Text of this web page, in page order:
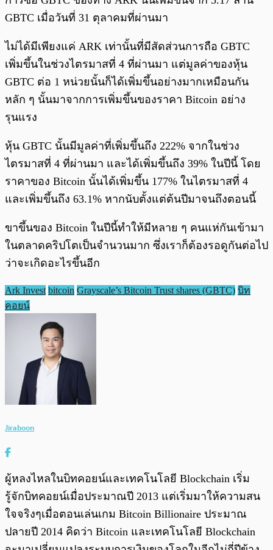
GBTC เมื่อวันที่ 31 ตุลาคมที่ผ่านมา
ไม่ได้มีเพียงแค่ ARK เท่านั้นที่มีสัดส่วนการถือ GBTC
เพิ่มขึ้นในช่วงไตรมาสที่ 4 ที่ผ่านมา แต่มูลค่าของหุ้น
GBTC ต่อ 1 หน่วยนั้นก็ได้เพิ่มขึ้นอย่างมากเหมือนกัน
หลัก ๆ นั้นมาจากการเพิ่มขึ้นของราคา Bitcoin อย่าง
รุนแรง
หุ้น GBTC นั้นมีมูลค่าที่เพิ่มขึ้นถึง 222% จากในช่วง
ไตรมาสที่ 4 ที่ผ่านมา และได้เพิ่มขึ้นถึง 39% ในปีนี้ โดย
ราคาของ Bitcoin นั้นได้เพิ่มขึ้น 177% ในไตรมาสที่ 4
และเพิ่มขึ้นถึง 63.1% หากนับตั้งแต่ต้นปีมาจนถึงตอนนี้
ขาขึ้นของ Bitcoin ในปีนี้ทำให้มีหลาย ๆ คนแห่กันเข้ามา
ในตลาดคริปโตเป็นจำนวนมาก ซึ่งเราก็ต้องรอดูกันต่อไป
ว่าจะเกิดอะไรขึ้นอีก
Ark Invest bitcoin Grayscale’s Bitcoin Trust shares (GBTC) บิท
คอยน์
Jiraboon
ผู้หลงไหลในบิทคอยน์และเทคโนโลยี Blockchain เริ่ม
รู้จักบิทคอยน์เมื่อประมาณปี 2013 แต่เริ่มมาให้ความสน
ใจจริงๆเมื่อตอนเล่นเกม Bitcoin Billionaire ประมาณ
ปลายปี 2014 คิดว่า Bitcoin และเทคโนโลยี Blockchain